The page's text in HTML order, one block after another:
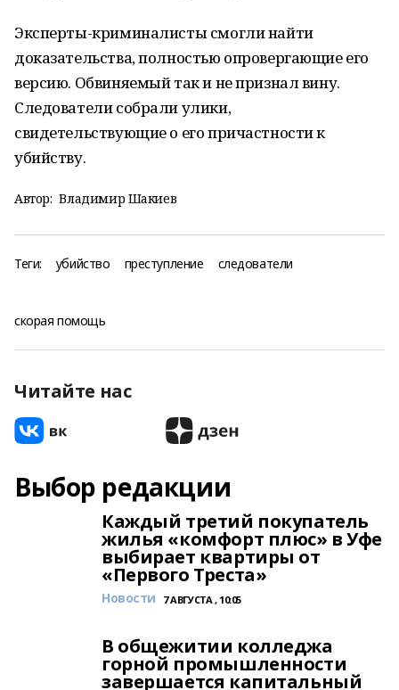
Эксперты-криминалисты смогли найти
доказательства, полностью опровергающие его
версию. Обвиняемый так и не признал вину.
Следователи собрали улики,
свидетельствующие о его причастности к
убийству.
Автор: Владимир Шакиев
Теги: убийство преступление следователи
скорая помощь
Читайте нас
Выбор редакции
Каждый третий покупатель
жилья «комфорт плюс» в Уфе
выбирает квартиры от
«Первого Треста»
Новости 7 АВГУСТА , 10:05
В общежитии колледжа
горной промышленности
завершается капитальный